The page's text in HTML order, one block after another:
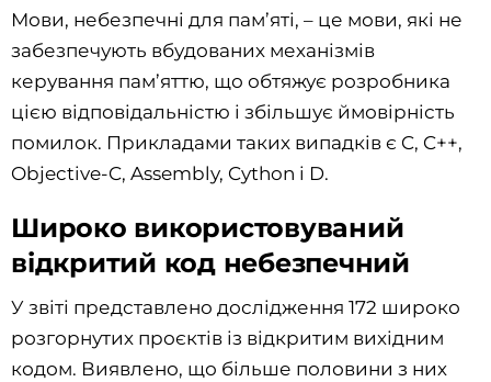
Мови, небезпечні для пам’яті, – це мови, які не
забезпечують вбудованих механізмів
керування пам’яттю, що обтяжує розробника
цією відповідальністю і збільшує ймовірність
помилок. Прикладами таких випадків є C, C++,
Objective-C, Assembly, Cython і D.
Широко використовуваний
відкритий код небезпечний
У звіті представлено дослідження 172 широко
розгорнутих проєктів із відкритим вихідним
кодом. Виявлено, що більше половини з них